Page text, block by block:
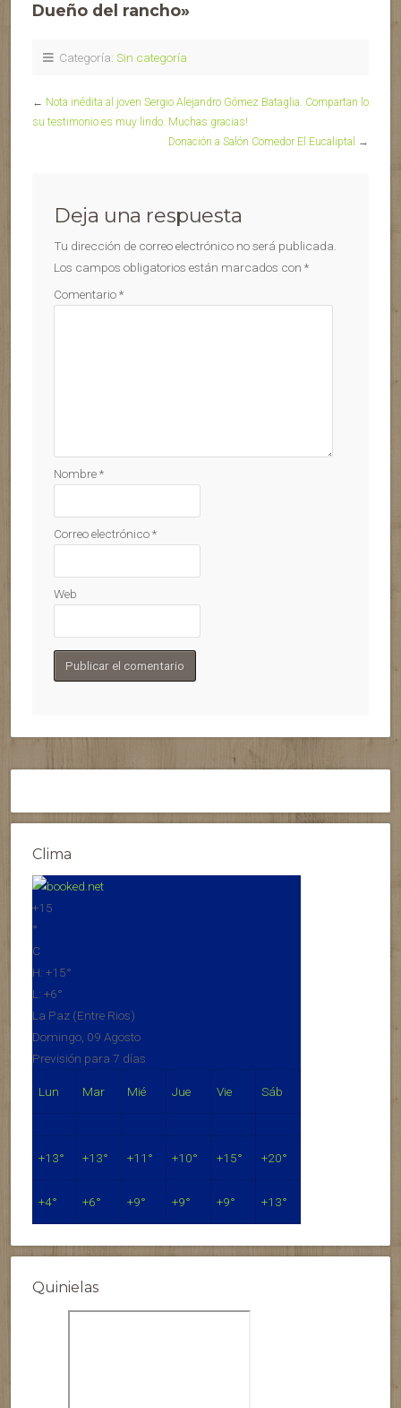
Dueño del rancho»
Categoría: Sin categoría
← Nota inédita al joven Sergio Alejandro Gómez Bataglia. Compartan lo
su testimonio es muy lindo. Muchas gracias!
Donación a Salón Comedor El Eucaliptal
→
Deja una respuesta
Tu dirección de correo electrónico no será publicada.
Los campos obligatorios están marcados con *
Comentario*
Nombre*
Correo electrónico*
Web
Clima
+15
°
C
H: +15°
L: +6°
La Paz (Entre Rios)
Domingo, 09 Agosto
Previsión para 7 días
Lun Mar Mié Jue Vie Sáb
+13° +13° +11° +10° +15° +20°
+4° +6° +9° +9° +9° +13°
Quinielas